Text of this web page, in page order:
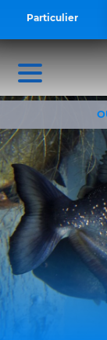
<style>
!important; }
Particulier